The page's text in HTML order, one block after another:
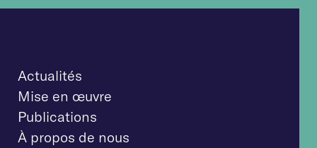
Actualités
Mise en œuvre
Publications
À propos de nous